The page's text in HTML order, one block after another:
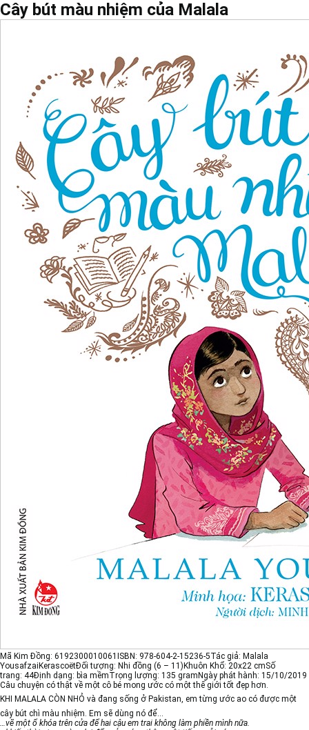
Cây bút màu nhiệm của Malala
Mã Kim Đồng: 6192300010061 ISBN: 978-604-2-15236-5Tác giả: Malala
Yousafzai KerascoëtĐối tượng: Nhi đồng (6 – 11) Khuôn Khổ: 20x22 cmSố
trang: 44Định dạng: bìa mềmTrọng lượng: 135 gram Ngày phát hành: 15/10/2019
Câu chuyện có thật về một cô bé mong ước có một thế giới tốt đẹp hơn.
KHI MALALA CÒN NHỎ và đang sống ở Pakistan, em từng ước ao có được một
cây bút chì màu nhiệm. Em sẽ dùng nó để…
…vẽ một ổ khóa trên cửa để hai cậu em trai không làm phiền mình nữa.